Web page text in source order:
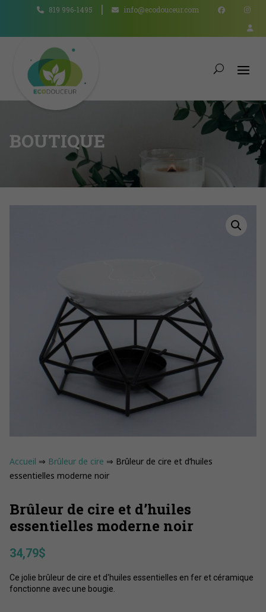
819 996-1495 info@ecodouceur.com
BOUTIQUE
Accueil ⇒ Brûleur de cire ⇒ Brûleur de cire et d’huiles
essentielles moderne noir
Brûleur de cire et d’huiles
essentielles moderne noir
34,79$
Ce jolie brûleur de cire et d'huiles essentielles en fer et céramique
fonctionne avec une bougie.